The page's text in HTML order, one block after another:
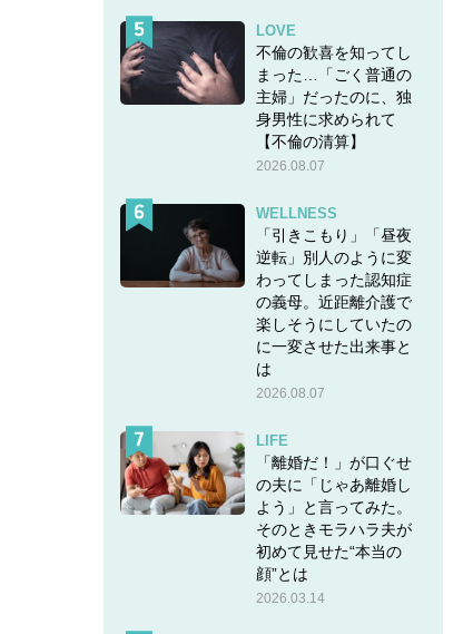
LOVE
不倫の歓喜を知ってし
まった…「ごく普通の
主婦」だったのに、独
身男性に求められて
【不倫の清算】
2026.08.07
WELLNESS
「引きこもり」「昼夜
逆転」別人のように変
わってしまった認知症
の義母。近距離介護で
楽しそうにしていたの
に一変させた出来事と
は
2026.08.07
LIFE
「離婚だ！」が口ぐせ
の夫に「じゃあ離婚し
よう」と言ってみた。
そのときモラハラ夫が
初めて見せた“本当の
顔”とは
2026.03.14